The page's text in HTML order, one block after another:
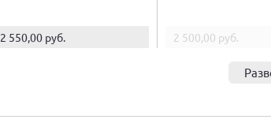
2 550,00 руб. 2 500,00 руб.